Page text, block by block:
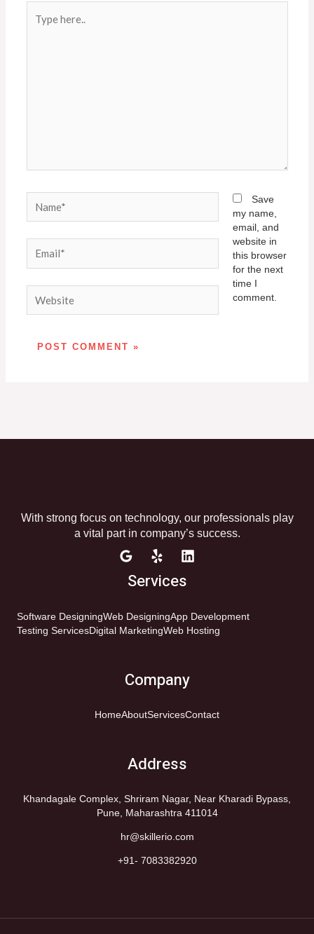
here..
Save
my name,
email, and
website in
this browser
for the next
time I
comment.
With strong focus on technology, our professionals play
a vital part in company’s success.
Services
Software DesigningWeb DesigningApp Development
Testing ServicesDigital MarketingWeb Hosting
Company
HomeAboutServicesContact
Address
Khandagale Complex, Shriram Nagar, Near Kharadi Bypass,
Pune, Maharashtra 411014
hr@skillerio.com
+91- 7083382920